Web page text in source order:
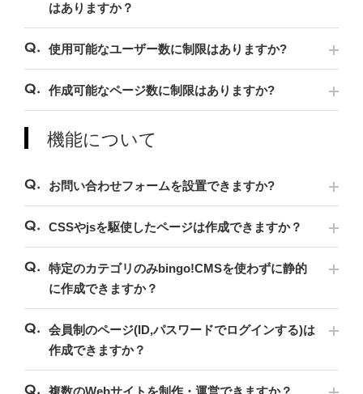
はありますか？
使用可能なユーザー数に制限はありますか?
作成可能なページ数に制限はありますか?
機能について
お問い合わせフォームを設置できますか?
CSSやjsを駆使したページは作成できますか？
特定のカテゴリのみbingo!CMSを使わずに静的
に作成できますか？
会員制のページ(ID,パスワードでログインする)は
作成できますか？
複数のWebサイトを制作・運営できますか？